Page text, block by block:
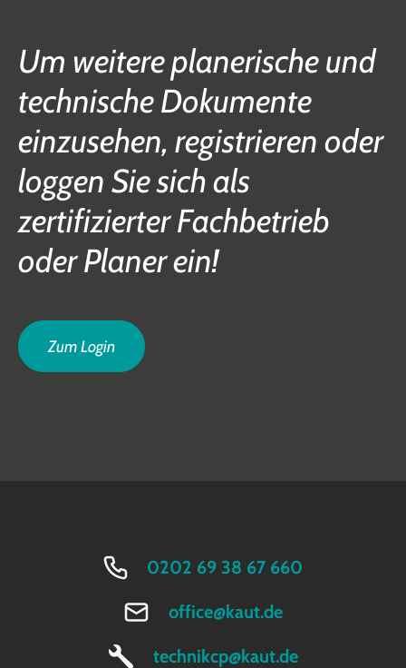
Um weitere planerische und
technische Dokumente
einzusehen, registrieren oder
loggen Sie sich als
zertifizierter Fachbetrieb
oder Planer ein!
Zum Login
0202 69 38 67 660
office@kaut.de
technikcp@kaut.de